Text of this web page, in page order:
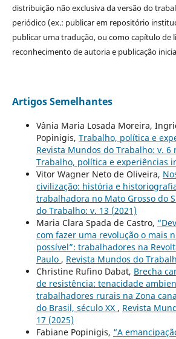
distribuição não exclusiva da versão do
periódico (ex.: publicar em repositório
publicar uma tradução, ou como capítulo de
reconhecimento de autoria e publicação
Artigos Semelhantes
Vânia Maria Losada Moreira,
Popinigis, Trabalho, política e
Revista Mundos do Trabalho: v. 6
Trabalho, política e experiências
Vitor Wagner Neto de Oliveira,
civilização: história e
trabalhadora no Mato Grosso do
do Trabalho: v. 13 (2021)
Maria Clara Spada de Castro,
com fazer uma revolução o mais
possível”: trabalhadores na
Paulo , Revista Mundos do
Christine Rufino Dabat, Brecha
de resistência: tenacidade
trabalhadores rurais na Zona
do Brasil, século XX , Revista
17 (2025)
Fabiane Popinigis, “A